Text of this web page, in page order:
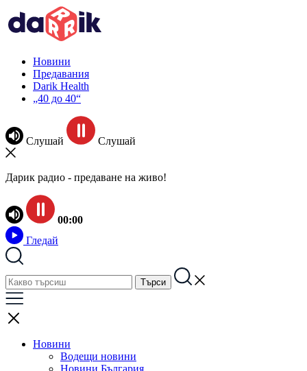
Новини
Предавания
Darik Health
„40 до 40“
Слушай Слушай
Дарик радио - предаване на живо!
00:00
Гледай
Новини
Водещи новини
Новини България